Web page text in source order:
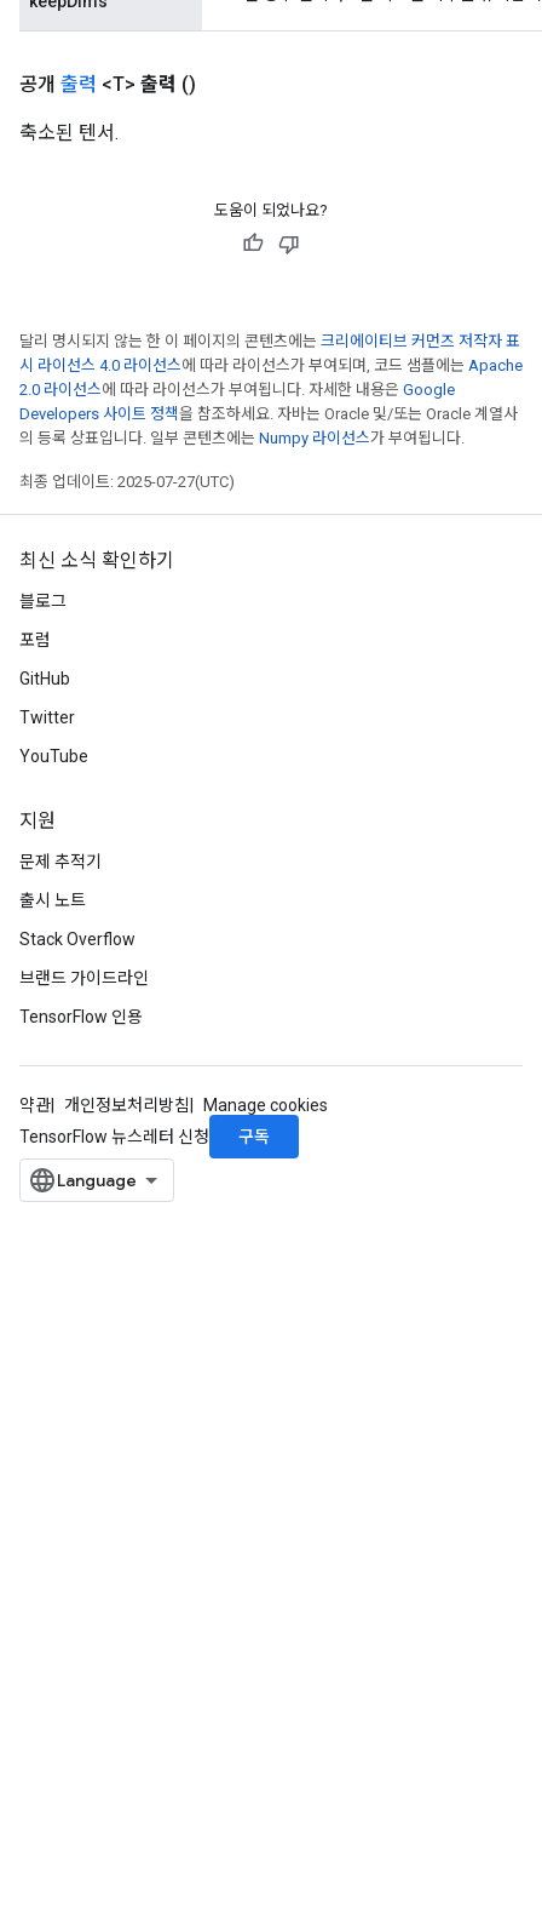
공개 출력 <T> 출력 ()
축소된 텐서.
도움이 되었나요?
달리 명시되지 않는 한 이 페이지의 콘텐츠에는 크리에이티브 커먼즈 저작자 표
시 라이선스 4.0 라이선스에 따라 라이선스가 부여되며, 코드 샘플에는 Apache
2.0 라이선스에 따라 라이선스가 부여됩니다. 자세한 내용은 Google
Developers 사이트 정책을 참조하세요. 자바는 Oracle 및/또는 Oracle 계열사
의 등록 상표입니다. 일부 콘텐츠에는 Numpy 라이선스가 부여됩니다.
최종 업데이트: 2025-07-27(UTC)
최신 소식 확인하기
블로그
포럼
GitHub
Twitter
YouTube
지원
문제 추적기
출시 노트
Stack Overflow
브랜드 가이드라인
TensorFlow 인용
약관 개인정보처리방침
Manage cookies
TensorFlow 뉴스레터 신청
구독